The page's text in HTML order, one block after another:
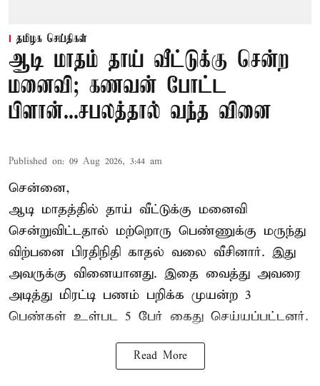
தமிழக செய்திகள்
ஆடி மாதம் தாய் வீட்டுக்கு சென்ற
மனைவி; கணவன் போட்ட
பிளான்...சபலத்தால் வந்த வினை
Published on: 09 Aug 2026, 3:44 am
சென்னை,
ஆடி மாதத்தில் தாய் வீட்டுக்கு மனைவி
சென்றுவிட்டதால் மற்றொரு பெண்ணுக்கு மருந்து
விற்பனை பிரதிநிதி காதல் வலை வீசினார். இது
அவருக்கு வினையானது. இதை வைத்து அவரை
அடித்து மிரட்டி பணம் பறிக்க முயன்ற 3
பெண்கள் உள்பட 5 பேர் கைது செய்யப்பட்டனர்.
Read More